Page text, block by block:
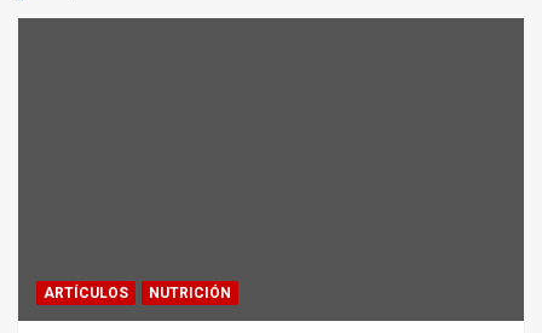
ARTÍCULOS NUTRICIÓN